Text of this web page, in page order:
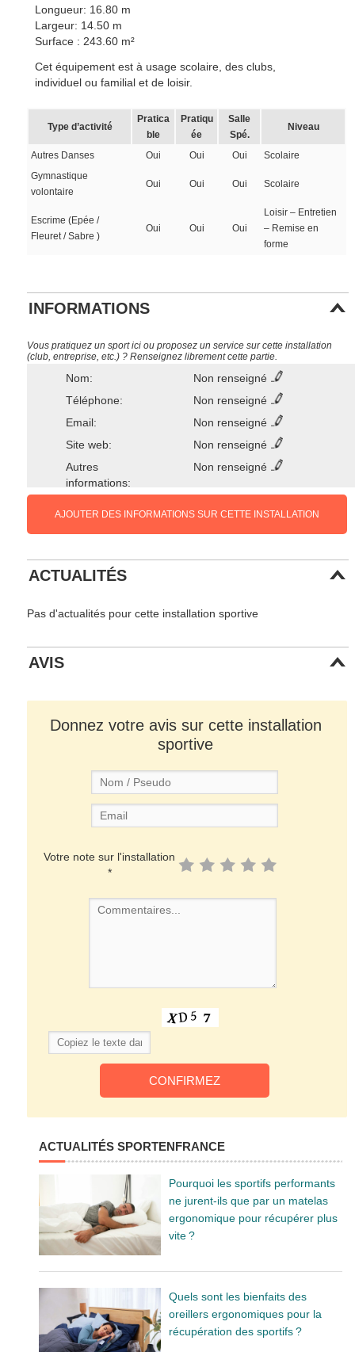
Longueur: 16.80 m
Largeur: 14.50 m
Surface : 243.60 m²
Cet équipement est à usage scolaire, des clubs,
individuel ou familial et de loisir.
Type d’activité
Pratica
ble
Pratiqu
ée
Salle
Spé.
Niveau
Autres Danses Oui Oui Oui
Scolaire
Gymnastique
volontaire
Oui Oui Oui Scolaire
Escrime (Epée /
Fleuret / Sabre )
Oui Oui Oui
Loisir – Entretien
– Remise en
forme
INFORMATIONS
Vous pratiquez un sport ici ou proposez un service sur cette installation
(club, entreprise, etc.) ? Renseignez librement cette partie.
Nom:
Non renseigné
Téléphone:
Non renseigné
Email:
Non renseigné
Site web:
Non renseigné
Autres
informations:
Non renseigné
AJOUTER DES INFORMATIONS SUR CETTE INSTALLATION
ACTUALITÉS
Pas d'actualités pour cette installation sportive
AVIS
Donnez votre avis sur cette installation
sportive
Votre note sur l'installation
*
ACTUALITÉS SPORTENFRANCE
Pourquoi les sportifs performants
ne jurent-ils que par un matelas
ergonomique pour récupérer plus
vite ?
Quels sont les bienfaits des
oreillers ergonomiques pour la
récupération des sportifs ?